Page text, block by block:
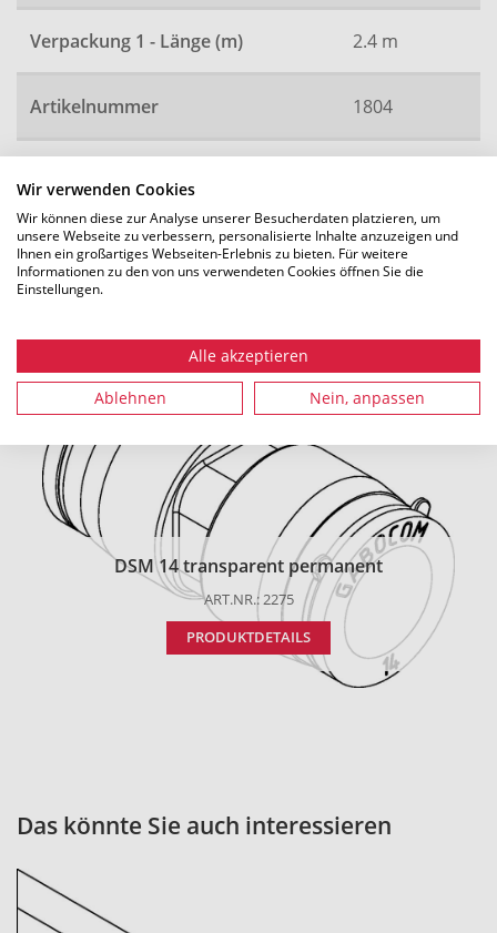
Wir verwenden Cookies
Wir können diese zur Analyse unserer Besucherdaten platzieren, um
unsere Webseite zu verbessern, personalisierte Inhalte anzuzeigen und
Ihnen ein großartiges Webseiten-Erlebnis zu bieten. Für weitere
Informationen zu den von uns verwendeten Cookies öffnen Sie die
Einstellungen.
Alle akzeptieren
Ablehnen Nein, anpassen
Verpackung 1 - Länge (m) 2.4 m
Artikelnummer 1804
Alle Maße in mm. Technische Änderungen vorbehalten.
DSM 14 transparent permanent
ART.NR.: 2275
PRODUKTDETAILS
Das könnte Sie auch interessieren